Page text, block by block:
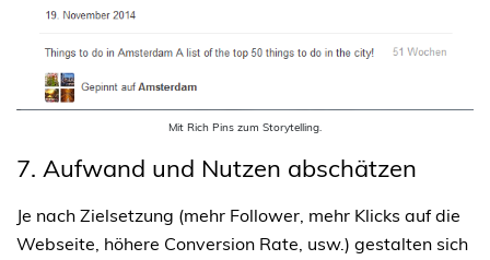
Mit Rich Pins zum Storytelling.
7. Aufwand und Nutzen abschätzen
Je nach Zielsetzung (mehr Follower, mehr Klicks auf die
Webseite, höhere Conversion Rate, usw.) gestalten sich